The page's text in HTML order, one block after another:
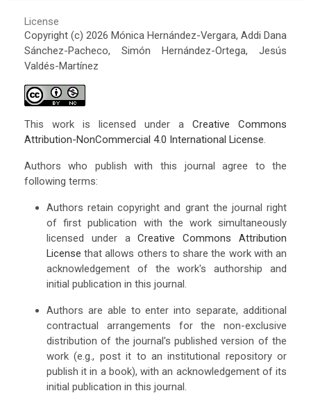
License
Copyright (c) 2026 Mónica Hernández-Vergara, Addi Dana
Sánchez-Pacheco, Simón Hernández-Ortega, Jesús
Valdés-Martínez
This work is licensed under aCreative Commons
Attribution-NonCommercial 4.0 International License.
Authors who publish with this journal agree to the
following terms:
Authors retain copyright and grant the journal right
of first publication with the work simultaneously
licensed under aCreative Commons Attribution
License that allows others to share the work with an
acknowledgement of the work's authorship and
initial publication in this journal.
Authors are able to enter into separate, additional
contractual arrangements for the non-exclusive
distribution of the journal's published version of the
work (e.g., post it to an institutional repository or
publish it in a book), with an acknowledgement of its
initial publication in this journal.